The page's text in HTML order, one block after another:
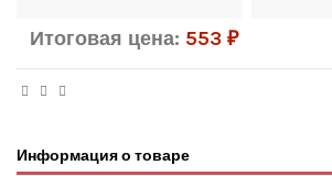
Итоговая цена: 553 ₽
Информация о товаре